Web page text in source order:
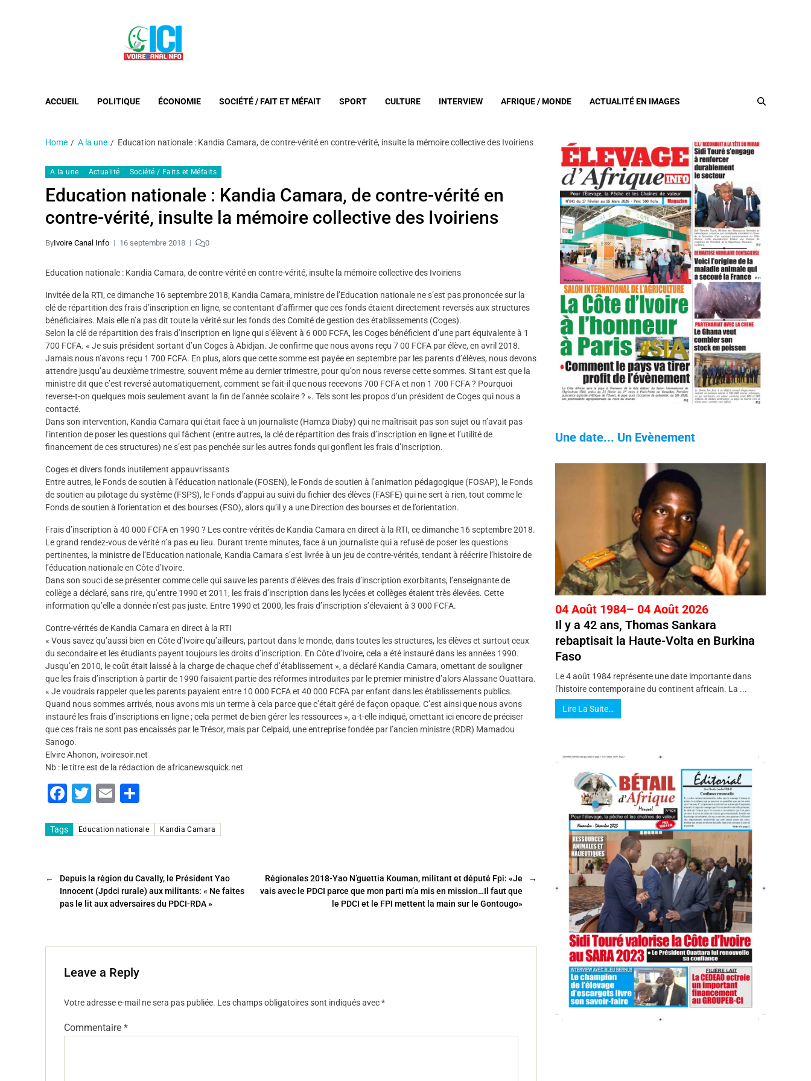
ACCUEIL POLITIQUE ÉCONOMIE SOCIÉTÉ / FAIT ET MÉFAIT SPORT CULTURE INTERVIEW AFRIQUE / MONDE ACTUALITÉ EN IMAGES
Home A la une Education nationale : Kandia Camara, de contre-vérité en contre-vérité, insulte la mémoire collective des Ivoiriens
A la une Actualité Société / Faits et Méfaits
Education nationale : Kandia Camara, de contre-vérité en
contre-vérité, insulte la mémoire collective des Ivoiriens
ByIvoire Canal Info 16 septembre 2018 0
Education nationale : Kandia Camara, de contre-vérité en contre-vérité, insulte la mémoire collective des Ivoiriens
Invitée de la RTI, ce dimanche 16 septembre 2018, Kandia Camara, ministre de l’Education nationale ne s’est pas prononcée sur la
clé de répartition des frais d’inscription en ligne, se contentant d’affirmer que ces fonds étaient directement reversés aux structures
bénéficiaires. Mais elle n’a pas dit toute la vérité sur les fonds des Comité de gestion des établissements (Coges).
Selon la clé de répartition des frais d’inscription en ligne qui s’élèvent à 6 000 FCFA, les Coges bénéficient d’une part équivalente à 1
700 FCFA. « Je suis président sortant d’un Coges à Abidjan. Je confirme que nous avons reçu 7 00 FCFA par élève, en avril 2018.
Jamais nous n’avons reçu 1 700 FCFA. En plus, alors que cette somme est payée en septembre par les parents d’élèves, nous devons
attendre jusqu’au deuxième trimestre, souvent même au dernier trimestre, pour qu’on nous reverse cette sommes. Si tant est que la
ministre dit que c’est reversé automatiquement, comment se fait-il que nous recevons 700 FCFA et non 1 700 FCFA ? Pourquoi
reverse-t-on quelques mois seulement avant la fin de l’année scolaire ? ». Tels sont les propos d’un président de Coges qui nous a
contacté.
Dans son intervention, Kandia Camara qui était face à un journaliste (Hamza Diaby) qui ne maîtrisait pas son sujet ou n’avait pas
l’intention de poser les questions qui fâchent (entre autres, la clé de répartition des frais d’inscription en ligne et l’utilité de
financement de ces structures) ne s’est pas penchée sur les autres fonds qui gonflent les frais d’inscription.
Coges et divers fonds inutilement appauvrissants
Entre autres, le Fonds de soutien à l’éducation nationale (FOSEN), le Fonds de soutien à l’animation pédagogique (FOSAP), le Fonds
de soutien au pilotage du système (FSPS), le Fonds d’appui au suivi du fichier des élèves (FASFE) qui ne sert à rien, tout comme le
Fonds de soutien à l’orientation et des bourses (FSO), alors qu’il y a une Direction des bourses et de l’orientation.
Frais d’inscription à 40 000 FCFA en 1990 ? Les contre-vérités de Kandia Camara en direct à la RTI, ce dimanche 16 septembre 2018.
Le grand rendez-vous de vérité n’a pas eu lieu. Durant trente minutes, face à un journaliste qui a refusé de poser les questions
pertinentes, la ministre de l’Education nationale, Kandia Camara s’est livrée à un jeu de contre-vérités, tendant à réécrire l’histoire de
l’éducation nationale en Côte d’Ivoire.
Dans son souci de se présenter comme celle qui sauve les parents d’élèves des frais d’inscription exorbitants, l’enseignante de
collège a déclaré, sans rire, qu’entre 1990 et 2011, les frais d’inscription dans les lycées et collèges étaient très élevées. Cette
information qu’elle a donnée n’est pas juste. Entre 1990 et 2000, les frais d’inscription s’élevaient à 3 000 FCFA.
Contre-vérités de Kandia Camara en direct à la RTI
« Vous savez qu’aussi bien en Côte d’Ivoire qu’ailleurs, partout dans le monde, dans toutes les structures, les élèves et surtout ceux
du secondaire et les étudiants payent toujours les droits d’inscription. En Côte d’Ivoire, cela a été instauré dans les années 1990.
Jusqu’en 2010, le coût était laissé à la charge de chaque chef d’établissement », a déclaré Kandia Camara, omettant de souligner
que les frais d’inscription à partir de 1990 faisaient partie des réformes introduites par le premier ministre d’alors Alassane Ouattara.
« Je voudrais rappeler que les parents payaient entre 10 000 FCFA et 40 000 FCFA par enfant dans les établissements publics.
Quand nous sommes arrivés, nous avons mis un terme à cela parce que c’était géré de façon opaque. C’est ainsi que nous avons
instauré les frais d’inscriptions en ligne ; cela permet de bien gérer les ressources », a-t-elle indiqué, omettant ici encore de préciser
que ces frais ne sont pas encaissés par le Trésor, mais par Celpaid, une entreprise fondée par l’ancien ministre (RDR) Mamadou
Sanogo.
Elvire Ahonon, ivoiresoir.net
Nb : le titre est de la rédaction de africanewsquick.net
F
c
b
o
o
T
tt
E
ai ta
er
Tags Education nationale Kandia Camara
←
Depuis la région du Cavally, le Président Yao
Innocent (Jpdci rurale) aux militants: « Ne faites
pas le lit aux adversaires du PDCI-RDA »
→
Régionales 2018-Yao N’guettia Kouman, militant et député Fpi: «Je
vais avec le PDCI parce que mon parti m’a mis en mission…Il faut que
le PDCI et le FPI mettent la main sur le Gontougo»
Leave a Reply
Votre adresse e-mail ne sera pas publiée. Les champs obligatoires sont indiqués avec*
Commentaire *
Une date... Un Evènement
04 Août 1984– 04 Août 2026
Il y a 42 ans, Thomas Sankara
rebaptisait la Haute-Volta en Burkina
Faso
Le 4 août 1984 représente une date importante dans
l’histoire contemporaine du continent africain. La ...
Lire La Suite…